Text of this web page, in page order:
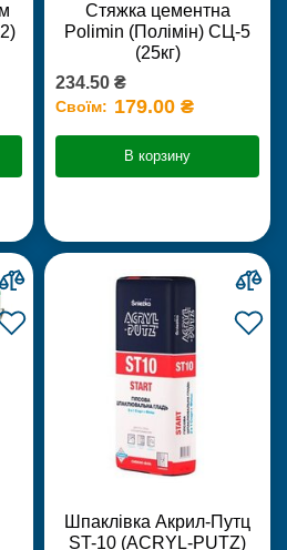
Стяжка цементна
Polimin (Полімін) СЦ-5
(25кг)
234.50 ₴
Своїм: 179.00 ₴
В корзину
Шпаклівка Акрил-Путц
ST-10 (ACRYL-PUTZ)